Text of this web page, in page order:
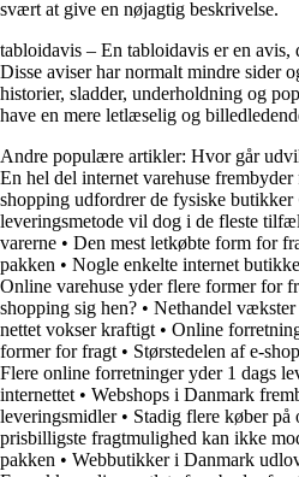
svært at give en nøjagtig beskrivelse.
tabloidavis – En tabloidavis er en
Disse aviser har normalt mindre sider
historier, sladder, underholdning og
have en mere letlæselig og
Andre populære artikler: Hvor går
En hel del internet varehuse
shopping udfordrer de fysiske butikker
leveringsmetode vil dog i de fleste
varerne • Den mest letkøbte form for
pakken • Nogle enkelte internet
Online varehuse yder flere former for
shopping sig hen? • Nethandel
nettet vokser kraftigt • Online
former for fragt • Størstedelen af e-
Flere online forretninger yder 1 dags
internettet • Webshops i Danmark
leveringsmidler• Stadig flere køber
prisbilligste fragtmulighed kan ikke
pakken • Webbutikker i Danmark